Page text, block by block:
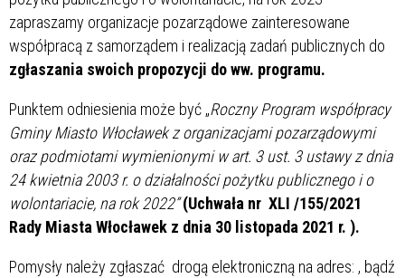
zapraszamy organizacje pozarządowe zainteresowane
współpracą z samorządem i realizacją zadań publicznych do
zgłaszania swoich propozycji do ww. programu.
Punktem odniesienia może być „Roczny Program współpracy
Gminy Miasto Włocławek z organizacjami pozarządowymi
oraz podmiotami wymienionymi w art. 3 ust. 3 ustawy z dnia
24 kwietnia 2003 r. o działalności pożytku publicznego i o
wolontariacie, na rok 2022” (Uchwała nr XLI /155/2021
Rady Miasta Włocławek z dnia 30 listopada 2021 r. ).
Pomysły należy zgłaszać drogą elektroniczną na adres: , bądź